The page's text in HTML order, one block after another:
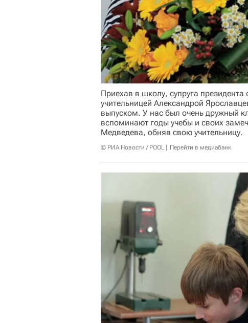
Приехав в школу, супруга президента
учительницей Александрой
выпуском. У нас был очень дружный
вспоминают годы учебы и своих
Медведева, обняв свою учительницу.
© РИА Новости / POOL Перейти в медиабанк